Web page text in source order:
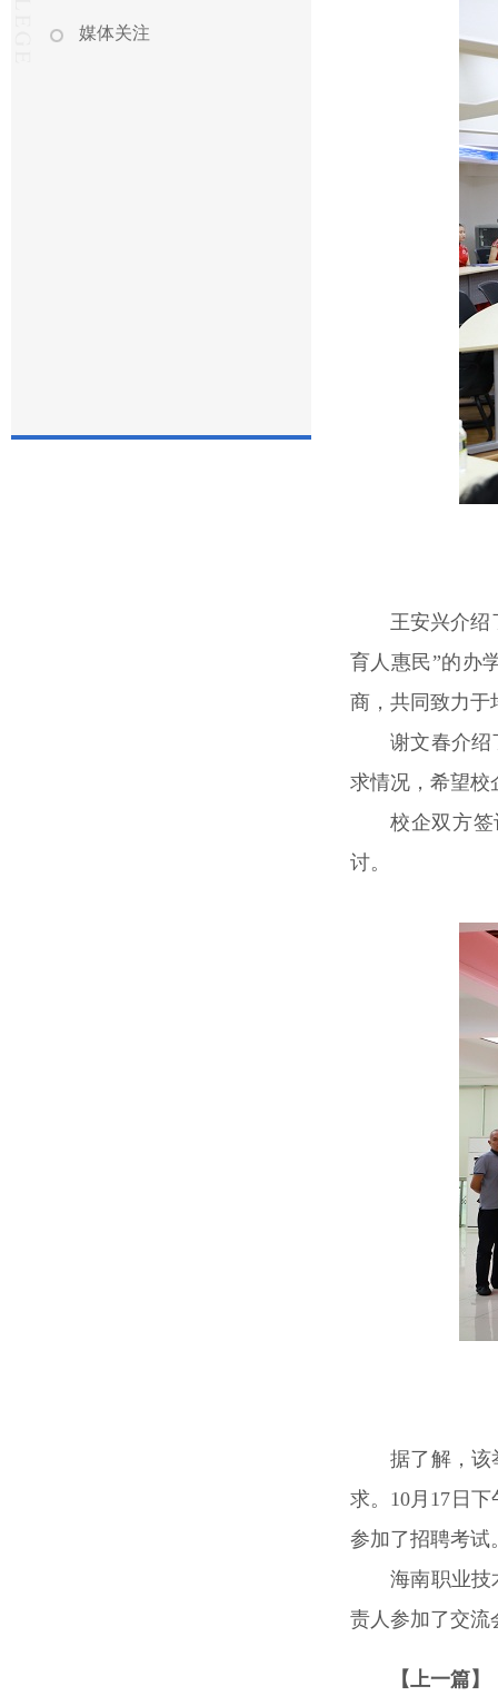
媒体关注
王安兴介绍
育人惠民”的办
商，共同致力于
谢文春介绍
求情况，希望校
校企双方
讨。
据了解，该
求。10月17日
参加了招聘考试
海南职业技
责人参加了交流
【上一篇】